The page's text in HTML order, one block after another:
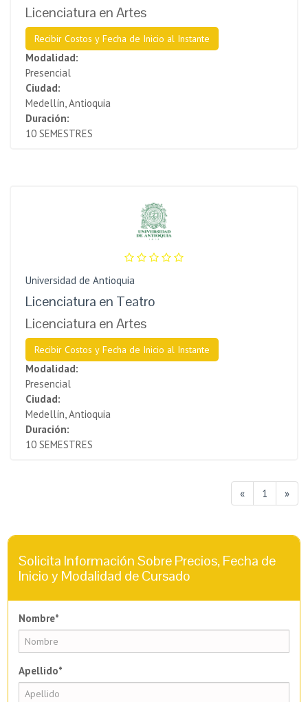
Licenciatura en Artes
Recibir Costos y Fecha de Inicio al Instante
Modalidad:
Presencial
Ciudad:
Medellín, Antioquia
Duración:
10 SEMESTRES
Universidad de Antioquia
Licenciatura en Teatro
Licenciatura en Artes
Recibir Costos y Fecha de Inicio al Instante
Modalidad:
Presencial
Ciudad:
Medellín, Antioquia
Duración:
10 SEMESTRES
« 1 »
Solicita Información Sobre Precios, Fecha de
Inicio y Modalidad de Cursado
Nombre*
Apellido*